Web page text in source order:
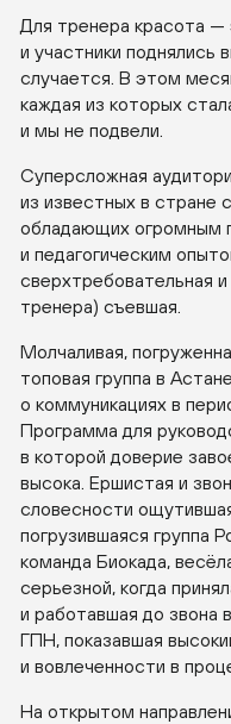
Для тренера красота
и участники поднялись
случается. В этом
каждая из которых
и мы не подвели.
Суперсложная
из известных в стране
обладающих огромным
и педагогическим
сверхтребовательная
тренера) съевшая.
Молчаливая,
топовая группа в
о коммуникациях в
Программа для
в которой доверие
высока. Ершистая и
словесности
погрузившаяся группа
команда Биокада,
серьезной, когда
и работавшая до звона
ГПН, показавшая
и вовлеченности в
На открытом